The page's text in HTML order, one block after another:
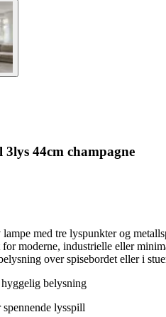
44cm champagne
med tre lyspunkter og
moderne, industrielle eller
over spisebordet eller i
belysning
lysspill